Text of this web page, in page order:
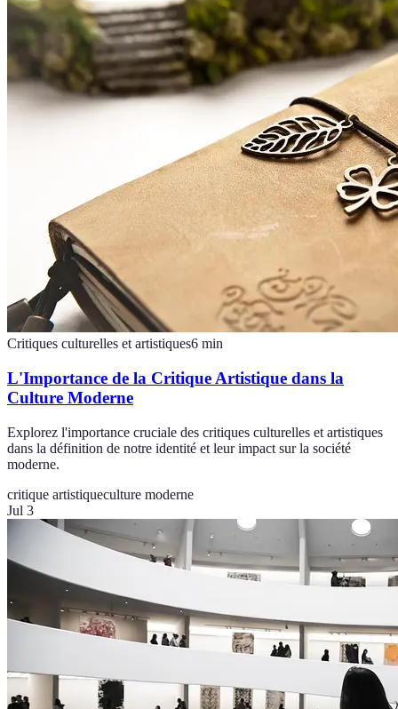
Critiques culturelles et artistiques6 min
L'Importance de la Critique Artistique dans la
Culture Moderne
Explorez l'importance cruciale des critiques culturelles et artistiques
dans la définition de notre identité et leur impact sur la société
moderne.
critique artistiqueculture moderne
Jul 3